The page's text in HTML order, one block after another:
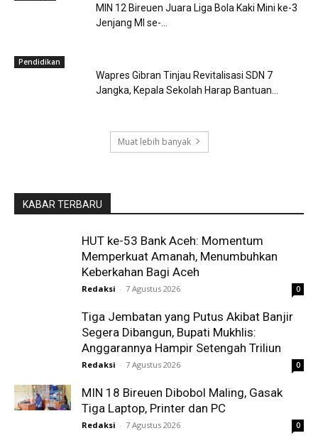
MIN 12 Bireuen Juara Liga Bola Kaki Mini ke-3
Jenjang MI se-...
Pendidikan
Wapres Gibran Tinjau Revitalisasi SDN 7
Jangka, Kepala Sekolah Harap Bantuan...
Muat lebih banyak
KABAR TERBARU
HUT ke-53 Bank Aceh: Momentum
Memperkuat Amanah, Menumbuhkan
Keberkahan Bagi Aceh
Redaksi - 7 Agustus 2026 0
Tiga Jembatan yang Putus Akibat Banjir
Segera Dibangun, Bupati Mukhlis:
Anggarannya Hampir Setengah Triliun
Redaksi - 7 Agustus 2026 0
MIN 18 Bireuen Dibobol Maling, Gasak
Tiga Laptop, Printer dan PC
Redaksi - 7 Agustus 2026 0